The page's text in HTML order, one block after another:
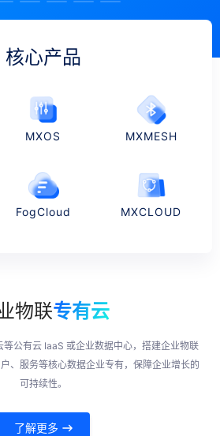
核心产品
MXOS MXMESH
FogCloud MXCLOUD
物联专有云
公有云 IaaS 或企业数据中心，搭建企业物联
、服务等核心数据企业专有，保障企业增长的
可持续性。
了解更多